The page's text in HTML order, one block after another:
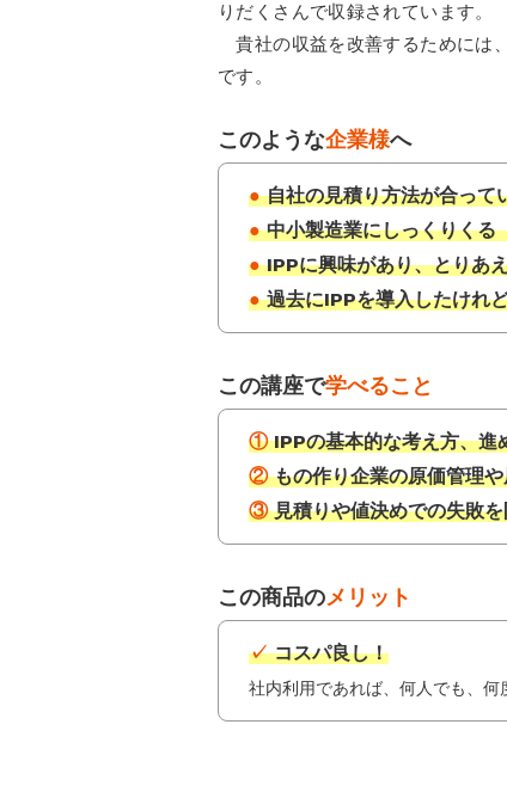
りだくさんで収録されています。
貴社の収益を改善するためには
です。
このような企業様へ
● 自社の見積り方法が合っ
● 中小製造業にしっくりく
● IPPに興味があり、とりあ
● 過去にIPPを導入したけれ
この講座で学べること
① IPPの基本的な考え方、進
② もの作り企業の原価管理
③ 見積りや値決めでの失敗
この商品のメリット
✓ コスパ良し！
社内利用であれば、何人でも、何